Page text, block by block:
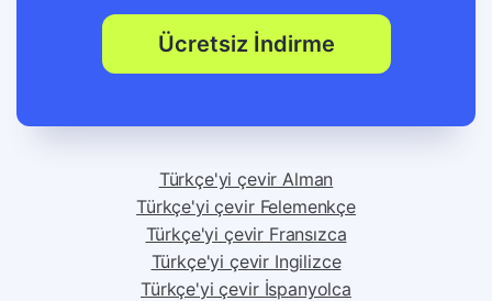
Ücretsiz İndirme
Türkçe'yi çevir Alman
Türkçe'yi çevir Felemenkçe
Türkçe'yi çevir Fransızca